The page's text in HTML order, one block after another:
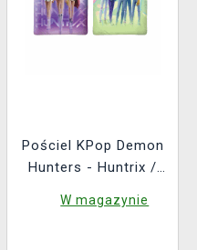
Pościel KPop Demon
Hunters - Huntrix /
W magazynie